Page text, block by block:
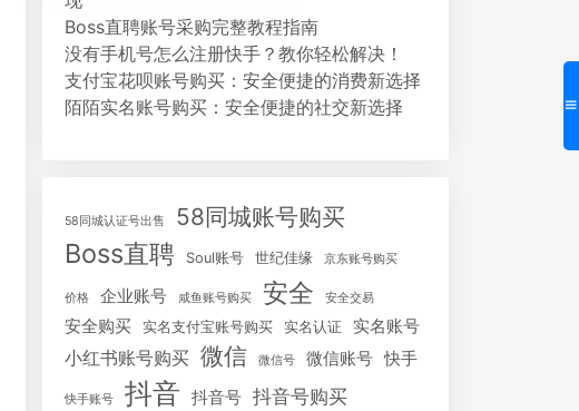
Boss直聘账号采购完整教程指南
没有手机号怎么注册快手？教你轻松解决！
支付宝花呗账号购买：安全便捷的消费新选择
陌陌实名账号购买：安全便捷的社交新选择
58同城认证号出售 58同城账号购买
Boss直聘 Soul账号 世纪佳缘 京东账号购买
价格 企业账号 咸鱼账号购买 安全 安全交易
安全购买 实名支付宝账号购买 实名认证 实名账号
小红书账号购买 微信 微信号 微信账号 快手
快手账号 抖音 抖音号 抖音号购买